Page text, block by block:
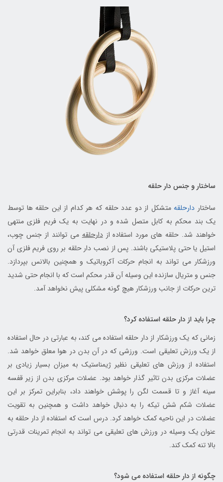
ساختار و جنس دار حلقه
ساختار دارحلقهمتشکل از دو عدد حلقه که هر کدام از این حلقه ها توسط
یک بند محکم به کابل متصل شده و در نهایت به یک فریم فلزی منتهی
خواهند شد. حلقه های مورد استفاده ازدارحلقهمی توانند از جنس چوب،
استیل یا حتی پلاستیکی باشند. پس از نصب دار حلقه بر روی فریم فلزی آن
ورزشکار می تواند به انجام حرکات آکروباتیک و همچنین بالانس بپردازد.
جنس و متریال سازنده این وسیله آن قدر محکم است که با انجام حتی شدید
ترین حرکات از جانب ورزشکار هیچ گونه مشکلی پیش نخواهد آمد.
چرا باید از دار حلقه استفاده کرد؟
زمانی که یک ورزشکار از دار حلقه استفاده می کند، به عبارتی در حال استفاده
از یک ورزش تعلیقی است. ورزشی که در آن بدن در هوا معلق خواهد شد.
استفاده از ورزش های تعلیقی نظیر ژیمناستیک به میزان بسیار زیادی بر
عضلات مرکزی بدن تاثیر گذار خواهد بود. عضلات مرکزی بدن از زیر قفسه
سینه آغاز و تا قسمت لگن را پوشش خواهند داد، بنابراین تمرکز بر این
عضلات شکم شش تیکه را به دنبال خواهد داشت و همچنین به تقویت
عضلات در این ناحیه کمک خواهد کرد. درس است که استفاده از دار حلقه به
عنوان یک وسیله در ورزش های تعلیقی می تواند به انجام تمرینات قدرتی
بالا تنه کمک کند.
چگونه از دار حلقه استفاده می شود؟